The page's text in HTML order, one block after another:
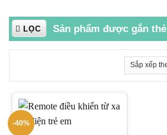
Sản phẩm được gắn
LỌC
-40%